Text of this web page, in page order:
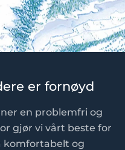
er fornøyd
en problemfri og
gjør vi vårt beste for
komfortabelt og